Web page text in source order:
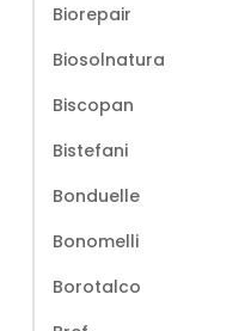
Biorepair
Biosolnatura
Biscopan
Bistefani
Bonduelle
Bonomelli
Borotalco